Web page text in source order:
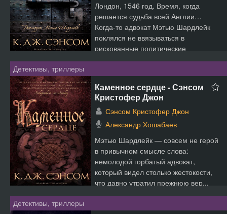
Лондон, 1546 год. Время, когда
решается судьба всей Англии…
Когда-то адвокат Мэтью Шардлейк
поклялся не ввязываться в
рискованные политические
истории....
Детективы, триллеры
Каменное сердце - Сэнсом
Кристофер Джон
Сэнсом Кристофер Джон
Александр Хошабаев
Мэтью Шардлейк — совсем не герой
в привычном смысле слова:
немолодой горбатый адвокат,
который видел столько жестокости,
что давно утратил прежнюю вер...
Детективы, триллеры